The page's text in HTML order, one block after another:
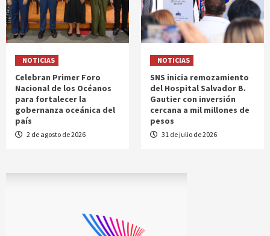
NOTICIAS
Celebran Primer Foro
Nacional de los Océanos
para fortalecer la
gobernanza oceánica del
país
2 de agosto de 2026
NOTICIAS
SNS inicia remozamiento
del Hospital Salvador B.
Gautier con inversión
cercana a mil millones de
pesos
31 de julio de 2026